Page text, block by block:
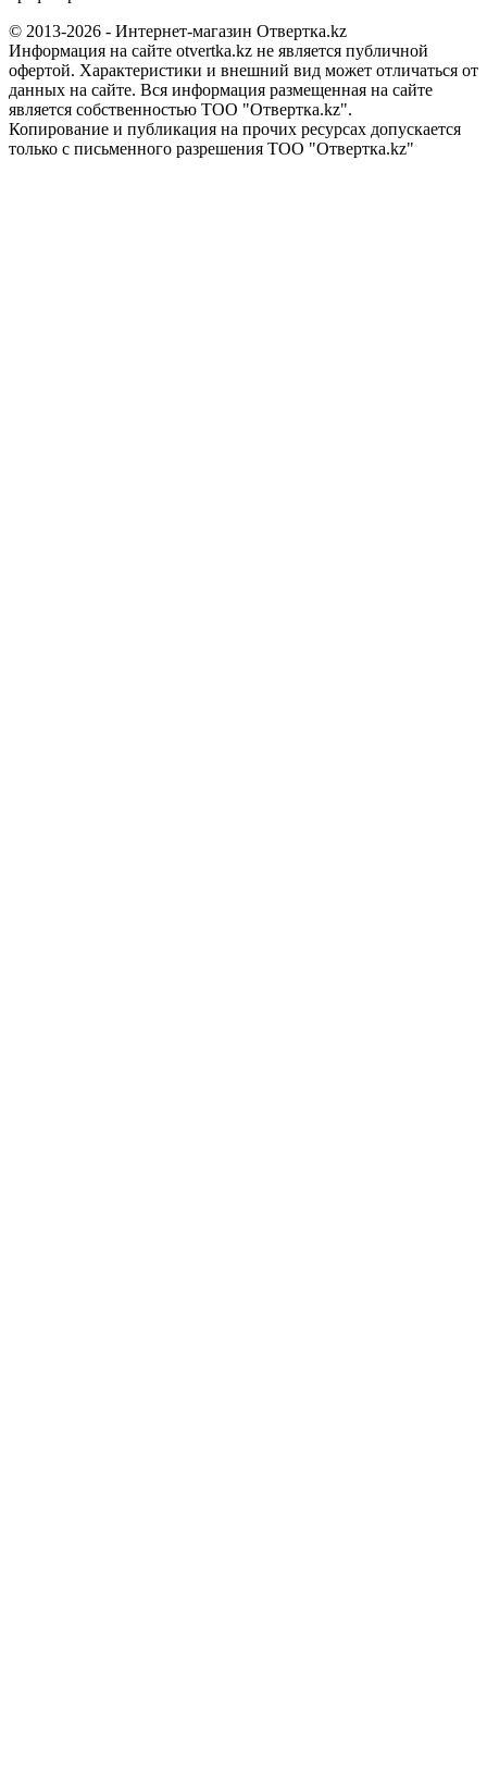
© 2013-2026 - Интернет-магазин Отвертка.kz
Информация на сайте otvertka.kz не является публичной
офертой. Характеристики и внешний вид может отличаться от
данных на сайте. Вся информация размещенная на сайте
является собственностью ТОО "Отвертка.kz".
Копирование и публикация на прочих ресурсах допускается
только с письменного разрешения ТОО "Отвертка.kz"